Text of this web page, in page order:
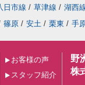
日市線 / 草津線 / 湖西
篠原 / 安土 / 栗東 / 手
お客様の声
スタッフ紹介
野
株